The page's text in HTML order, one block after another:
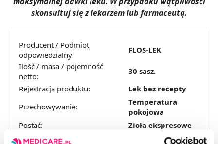
skonsultuj się z lekarzem lub farmaceutą.
Producent / Podmiot
odpowiedzialny:
FLOS-LEK
Ilość / masa / pojemność
netto:
30 sasz.
Rejestracja produktu:
Lek bez recepty
Przechowywanie:
Temperatura
pokojowa
Postać:
Zioła ekspresowe